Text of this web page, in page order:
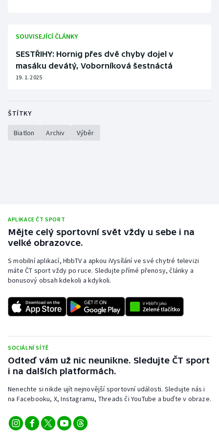
SOUVISEJÍCÍ ČLÁNKY
SESTŘIHY: Hornig přes dvě chyby dojel v
masáku devátý, Voborníková šestnáctá
19. 1. 2025
ŠTÍTKY
Biatlon Archiv Výběr
APLIKACE ČT SPORT
Mějte celý sportovní svět vždy u sebe i na
velké obrazovce.
S mobilní aplikací, HbbTV a apkou iVysílání ve své chytré televizi
máte ČT sport vždy po ruce. Sledujte přímé přenosy, články a
bonusový obsah kdekoli a kdykoli.
SOCIÁLNÍ SÍTĚ
Odteď vám už nic neunikne. Sledujte ČT sport
i na dalších platformách.
Nenechte si nikde ujít nejnovější sportovní události. Sledujte nás i
na Facebooku, X, Instagramu, Threads či YouTube a buďte v obraze.